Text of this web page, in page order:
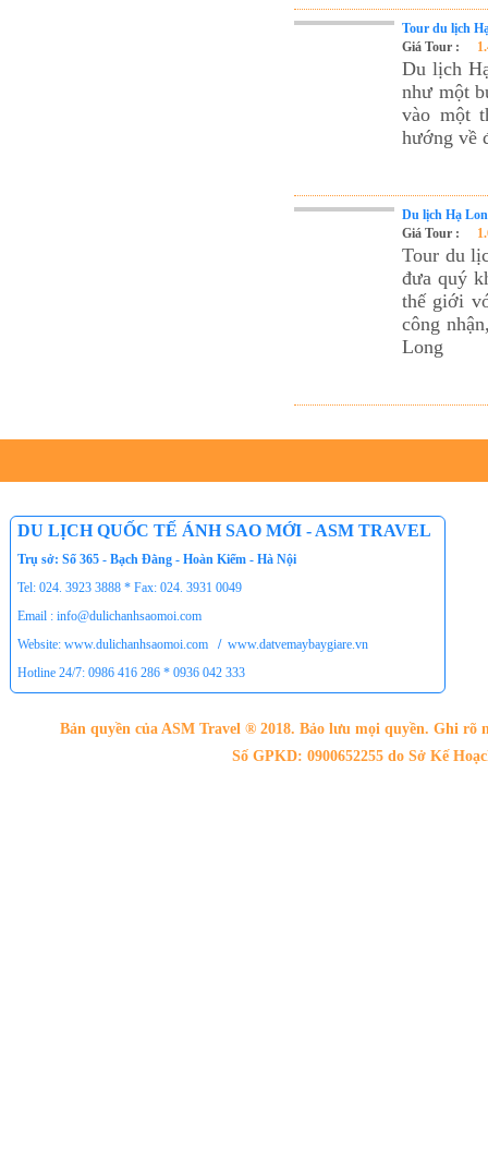
Tour du lịch
Giá Tour :
Du lịch
như một
vào một
hướng về
Du lịch Hạ
Giá Tour :
Tour du
đưa quý
thế giới
công
Long
DU LỊCH QUỐC TẾ ÁNH SAO MỚI - ASM TRAVEL
Trụ sở: Số 365 - Bạch Đằng - Hoàn Kiếm - Hà Nội
Tel: 024. 3923 3888 * Fax: 024. 3931 0049
Email : info@dulichanhsaomoi.com
Website: www.dulichanhsaomoi.com
/ www.datvemaybaygiare.vn
Hotline 24/7: 0986 416 286 * 0936 042 333
Bản quyền của ASM Travel ® 2018. Bảo lưu mọi quyền. Ghi
Số GPKD: 0900652255 do Sở Kế